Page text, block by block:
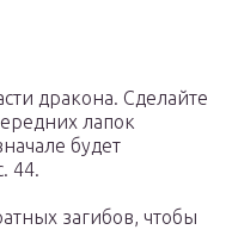
дракона. Сделайте
лапок
будет
44.
загибов, чтобы